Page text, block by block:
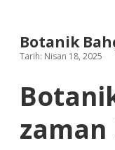
Botanik
Tarih: Nisan 18, 2025
zaman